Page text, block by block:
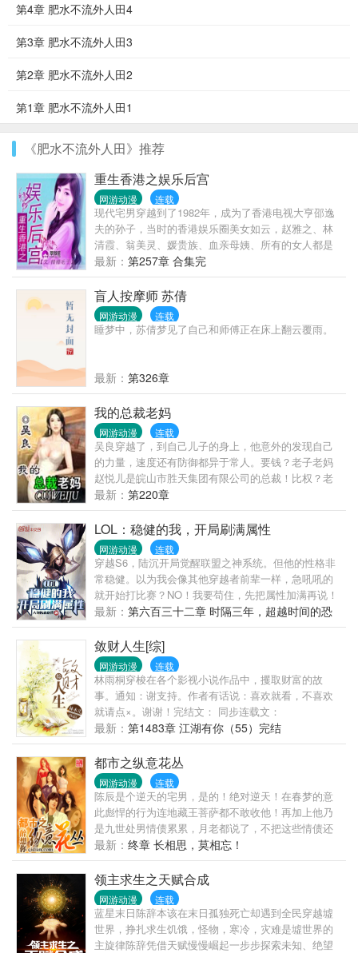
第4章 肥水不流外人田4
第3章 肥水不流外人田3
第2章 肥水不流外人田2
第1章 肥水不流外人田1
《肥水不流外人田》推荐
重生香港之娱乐后宫
网游动漫 连载
现代宅男穿越到了1982年，成为了香港电视大亨邵逸
夫的孙子，当时的香港娱乐圈美女如云，赵雅之、林
清霞、翁美灵、媛贵族、血亲母姨、所有的女人都是
他的囊中之物，看他如何泡尽明星血亲，醒掌天下
权，醉卧美人膝，一切请关注《重生香港之娱乐后
宫》……
最新： 第257章 合集完
盲人按摩师 苏倩
网游动漫 连载
睡梦中，苏倩梦见了自己和师傅正在床上翻云覆雨。
最新： 第326章
我的总裁老妈
网游动漫 连载
吴良穿越了，到自己儿子的身上，他意外的发现自己
的力量，速度还有防御都异于常人。要钱？老子老妈
赵悦儿是皖山市胜天集团有限公司的总裁！比权？老
子小姨赵沁儿是皖山市市委副书记。比人多？老子马
子杨艳和舅舅都是皖山市地下统治者之一。比单挑？
老子速度、力量、防御老子和神一般，你能打的
过？…………
最新： 第220章
LOL：稳健的我，开局刷满属性
网游动漫 连载
穿越S6，陆沉开局觉醒联盟之神系统。但他的性格非
常稳健。以为我会像其他穿越者前辈一样，急吼吼的
就开始打比赛？NO！我要苟住，先把属性加满再说！
终于，两年过去......【叮！系统提示！宿主全属性已
满，请不要再在RANK上浪费时间！】嘿，急了，系统
急了。陆沉耸了耸肩，既然如此，那就......出山吧！从
这一天起，LPL，不，整个世界，都迎来了他们的LOL
之神！
最新： 第六百三十二章 时隔三年，超越时间的恐
惧！
敛财人生[综]
网游动漫 连载
林雨桐穿梭在各个影视小说作品中，攫取财富的故
事。通知：谢支持。作者有话说：喜欢就看，不喜欢
就请点×。谢谢！完结文： 同步连载文：
最新： 第1483章 江湖有你（55）完结
都市之纵意花丛
网游动漫 连载
陈辰是个逆天的宅男，是的！绝对逆天！在春梦的意
此彪悍的行为连地藏王菩萨都不敢收他！再加上他乃
是九世处男情债累累，月老都说了，不把这些情债还
清，你丫就别想投胎！既然重新来过，达官贵人的女
儿绝对不能放过，超级大财团的贵妇董事长也不能错
过！可是，尼玛为什么连外国公主，国际大明星都会
爱上我？简单的说，这是一......
最新： 终章 长相思，莫相忘！
领主求生之天赋合成
网游动漫 连载
蓝星末日陈辞本该在末日孤独死亡却遇到全民穿越墟
世界，挣扎求生饥饿，怪物，寒冷，灾难是墟世界的
主旋律陈辞凭借天赋慢慢崛起一步步探索未知、绝望